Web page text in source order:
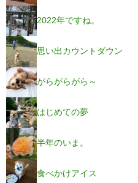
2022年ですね。
思い出カウントダウン
がらがらがら～
はじめての夢
半年のいま。
食べかけアイス